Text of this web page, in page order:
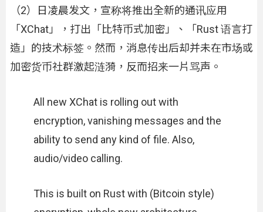
（2）日凌晨发文，宣称将推出全新的通讯应用
「XChat」，打出「比特币式加密」、「Rust 语言打
造」的技术标签。然而，消息传出后却并未在市场或
加密货币社群激起涟漪，反而招来一片骂声。
All new XChat is rolling out with
encryption, vanishing messages and the
ability to send any kind of file. Also,
audio/video calling.
This is built on Rust with (Bitcoin style)